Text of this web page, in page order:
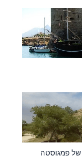
של פמגוסטה